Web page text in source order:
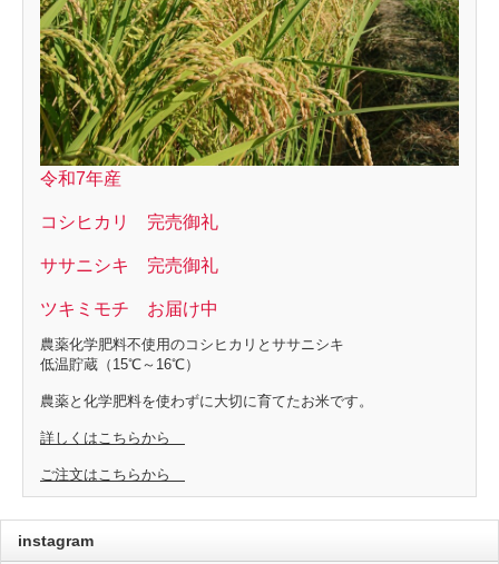
令和7年産
コシヒカリ 完売御礼
ササニシキ 完売御礼
ツキミモチ お届け中
農薬化学肥料不使用のコシヒカリとササニシキ
低温貯蔵（15℃～16℃）
農薬と化学肥料を使わずに大切に育てたお米です。
詳しくはこちらから
ご注文はこちらから
instagram